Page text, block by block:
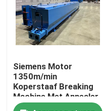
Video's
Fabriekstocht
Siemens Motor
1350m/min
Koperstaaf Breaking
Machine Met Annealer